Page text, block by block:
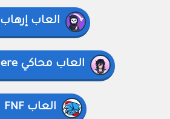
العاب إرهاب
العاب محاكي Yandere
العاب FNF